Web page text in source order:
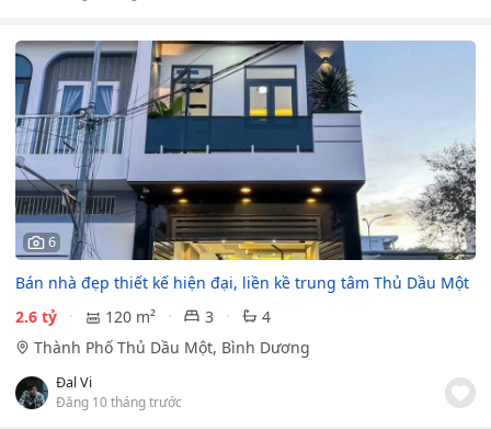
6
Bán nhà đẹp thiết kế hiện đại, liền kề trung tâm Thủ Dầu Một
2.6 tỷ
120 m² 3
4
Thành Phố Thủ Dầu Một, Bình Dương
Đal Vi
Đăng 10 tháng trước